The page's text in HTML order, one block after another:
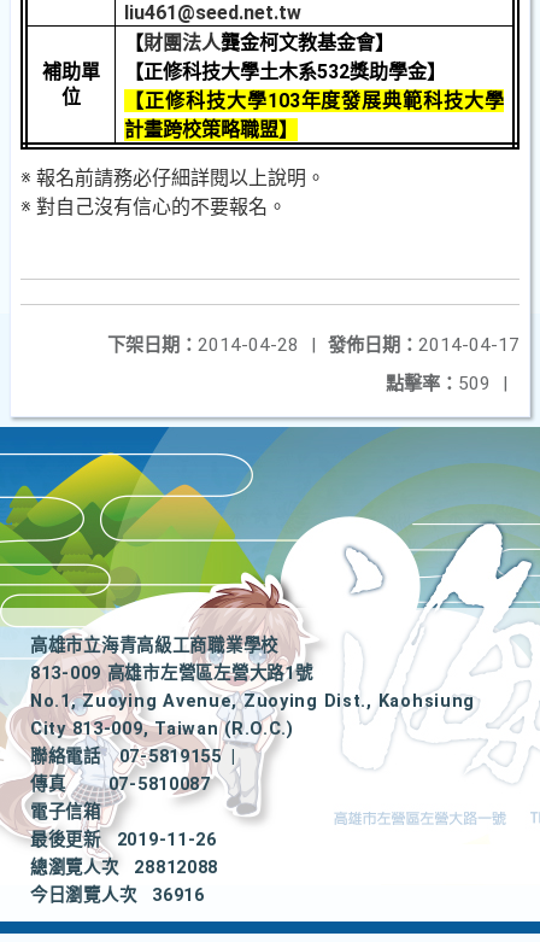
liu461@seed.net.tw
補助單
位
【財團法人龔金柯文教基金會】
【正修科技大學土木系532獎助學金】
【正修科技大學103年度發展典範科技大學
計畫跨校策略職盟】
※ 報名前請務必仔細詳閱以上說明。
※ 對自己沒有信心的不要報名。
發佈日期： 2014-04-17
下架日期： 2014-04-28
|
點擊率： 509 |
高雄市立海青高級工商職業學校
813-009 高雄市左營區左營大路1號
No.1, Zuoying Avenue, Zuoying Dist., Kaohsiung
City 813-009, Taiwan (R.O.C.)
聯絡電話
07-5819155
|
傳真
07-5810087
電子信箱
最後更新
2019-11-26
總瀏覽人次
28812088
今日瀏覽人次
36916